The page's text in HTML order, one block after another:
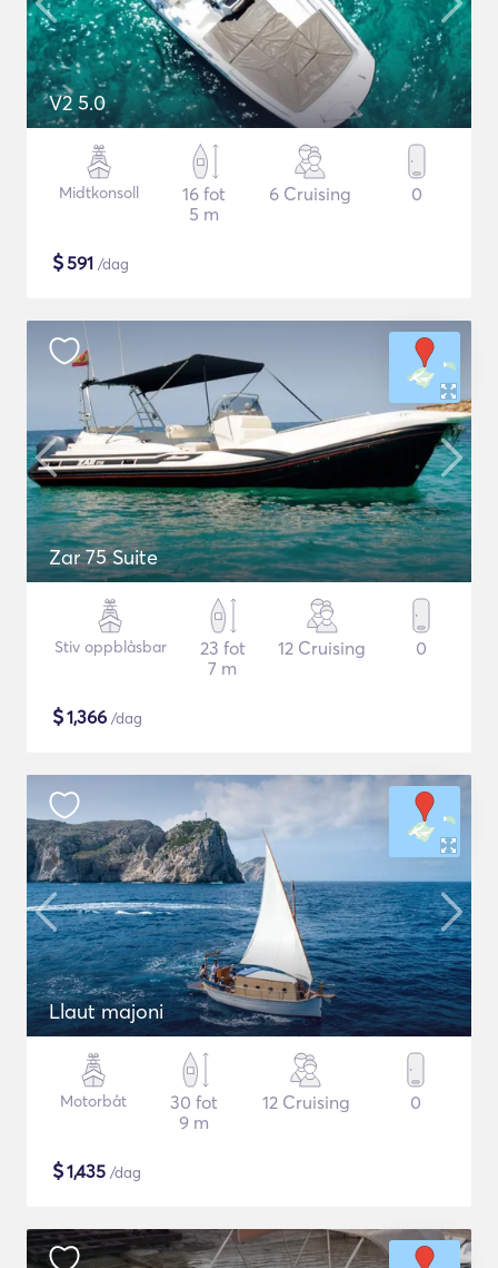
V2 5.0
Midtkonsoll
16 fot
5 m
6 Cruising 0
$591 /dag
Zar 75 Suite
Stiv oppblåsbar
23 fot
7 m
12 Cruising 0
$1,366 /dag
Llaut majoni
Motorbåt
30 fot
9 m
12 Cruising 0
$1,435 /dag